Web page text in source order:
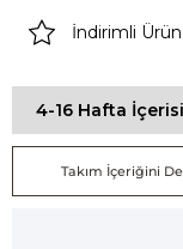
İndirimli Ürün
4-16 Hafta
Takım İçeriğini